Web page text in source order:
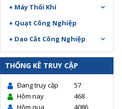
+ Máy Thổi Khí
+ Quạt Công Nghiệp
+ Dao Cắt Công Nghiệp
THỐNG KÊ TRUY CẬP
Đang truy cập
57
Hôm nay
468
Hôm qua
4086